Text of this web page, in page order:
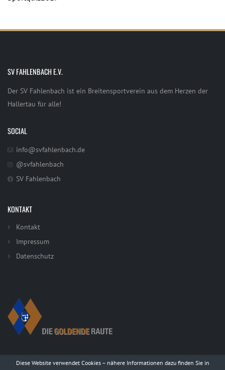
SV FAHLENBACH E.V.
Der SV Fahlenbach ist ein Breitensportverein aus dem Herzen der
Hallertau für alle!
SOCIAL
info@svfahlenbach.de
@svfahlenbach
SV Fahlenbach
KONTAKT
Kontakt
Impressum
Datenschutz
Diese Website verwendet Cookies – nähere Informationen dazu finden Sie in